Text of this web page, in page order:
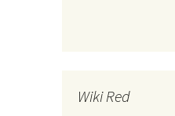
Wiki Red